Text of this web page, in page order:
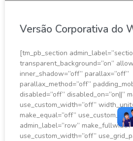
Versão Corporativa do
[tm_pb_section
transparent_background=”on”
inner_shadow=”off” parallax=”off”
parallax_method=”off”
disabled=”off” disabled_on=”on||”
use_custom_width=”off”
make_equal=”off”
admin_label=”row”
use_custom_width=”off”